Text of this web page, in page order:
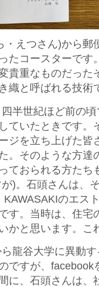
・えつさん)から郵
たコースターです
貴重なものだった
織と呼ばれる技術
半世紀ほど前の
ていたときです。
ジを立ち上げた皆
。そのような方達
ておられる方たち
)。石頭さんは、
のエス
す。当時は、住宅
かと思います。こ
龍谷大学に異動
ですが、facebook
に、石頭さんは、